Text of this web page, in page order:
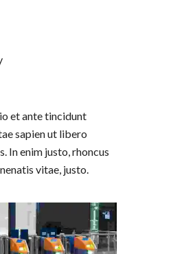
et ante tincidunt
sapien ut libero
In enim justo, rhoncus
vitae, justo.